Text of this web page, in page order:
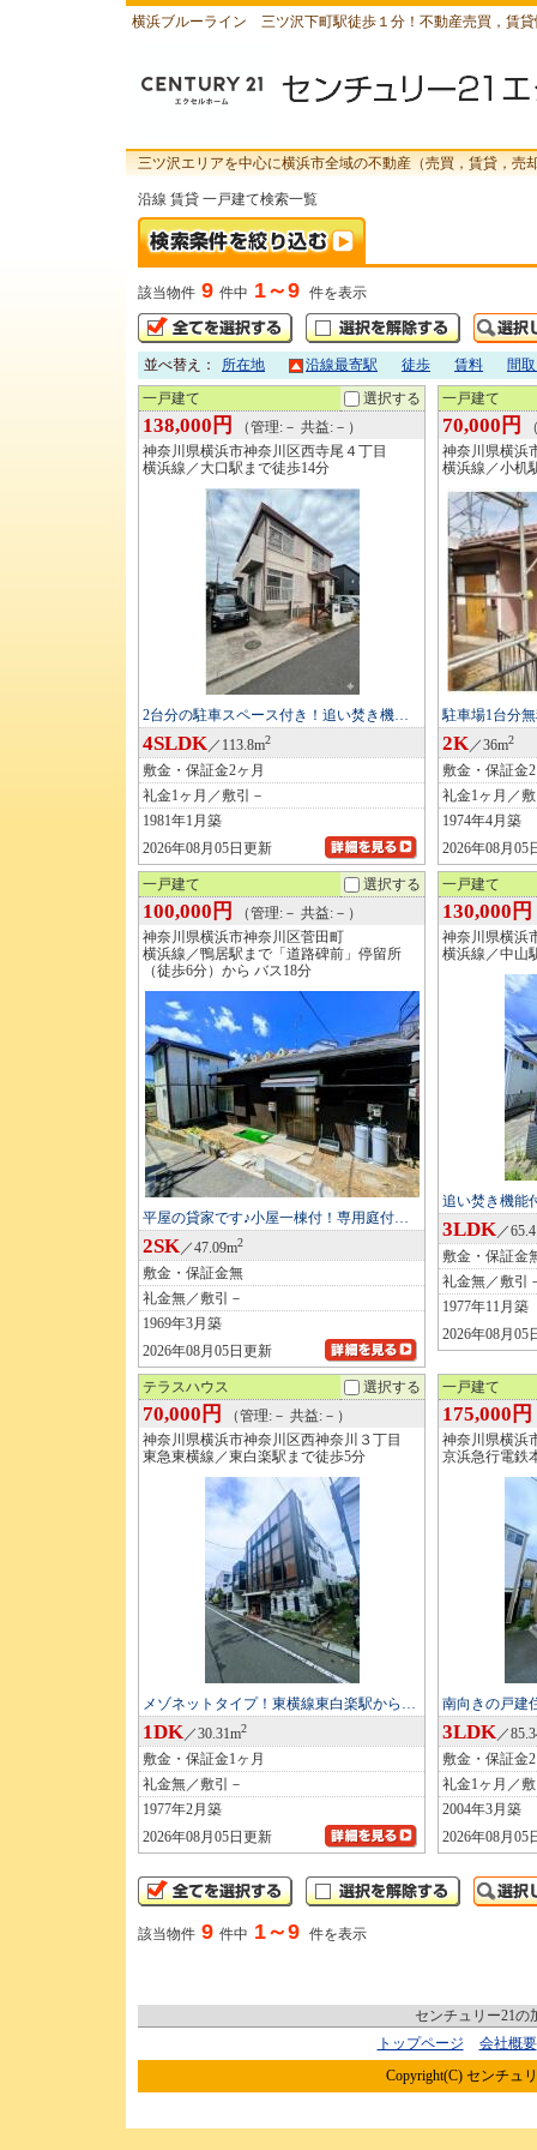
横浜ブルーライン 三ツ沢下町駅徒歩１分！不動産売買，賃
三ツ沢エリアを中心に横浜市全域の不動産（売買，賃貸，
沿線 賃貸 一戸建て検索一覧
該当物件 9 件中 1～9 件を表示
並べ替え： 所在地 沿線最寄駅 徒歩 賃料 間
一戸建て 選択する
138,000円
（管理:－ 共益:－）
神奈川県横浜市神奈川区西寺尾４丁目
横浜線／大口駅まで徒歩14分
2台分の駐車スペース付き！追い焚き機…
4SLDK／113.8m2
敷金・保証金2ヶ月
礼金1ヶ月／敷引－
1981年1月築
2026年08月05日更新
一戸建て
70,000円
神奈川県横浜
横浜線／小机
駐車場1台分
2K／36m2
敷金・保証金
礼金1ヶ月／
1974年4月築
2026年08月05
一戸建て 選択する
100,000円
（管理:－ 共益:－）
神奈川県横浜市神奈川区菅田町
横浜線／鴨居駅まで「道路碑前」停留所
（徒歩6分）から バス18分
平屋の貸家です♪小屋一棟付！専用庭付…
2SK／47.09m2
敷金・保証金無
礼金無／敷引－
1969年3月築
2026年08月05日更新
一戸建て
130,000円
神奈川県横浜
横浜線／中山
追い焚き機能
3LDK／
敷金・保証金
礼金無／敷引
1977年11月築
2026年08月05
テラスハウス 選択する
70,000円
（管理:－ 共益:－）
神奈川県横浜市神奈川区西神奈川３丁目
東急東横線／東白楽駅まで徒歩5分
メゾネットタイプ！東横線東白楽駅から…
1DK／30.31m2
敷金・保証金1ヶ月
礼金無／敷引－
1977年2月築
2026年08月05日更新
一戸建て
175,000円
神奈川県横浜
京浜急行電鉄
南向きの戸建
3LDK／
敷金・保証金
礼金1ヶ月／
2004年3月築
2026年08月05
該当物件 9 件中 1～9 件を表示
センチュリー21の
トップページ
会社概要
Copyright(C) センチュ